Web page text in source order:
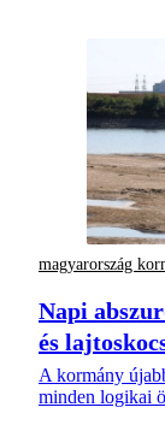
magyarország
Napi
és
A kormány
minden logikai